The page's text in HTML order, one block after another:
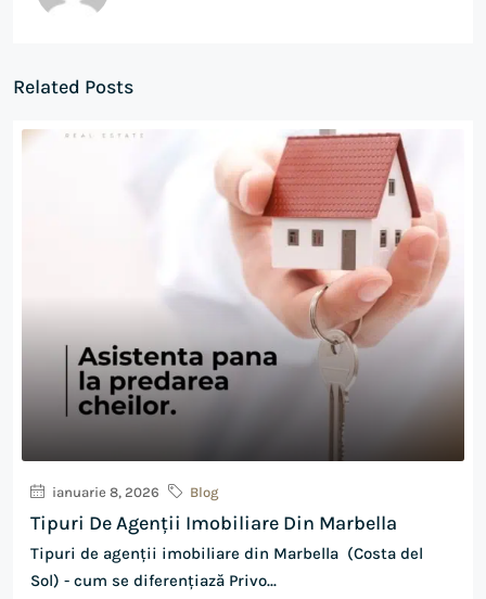
Related Posts
ianuarie 8, 2026 Blog
Tipuri De Agenții Imobiliare Din Marbella
Tipuri de agenții imobiliare din Marbella (Costa del
Sol) - cum se diferențiază Privo...